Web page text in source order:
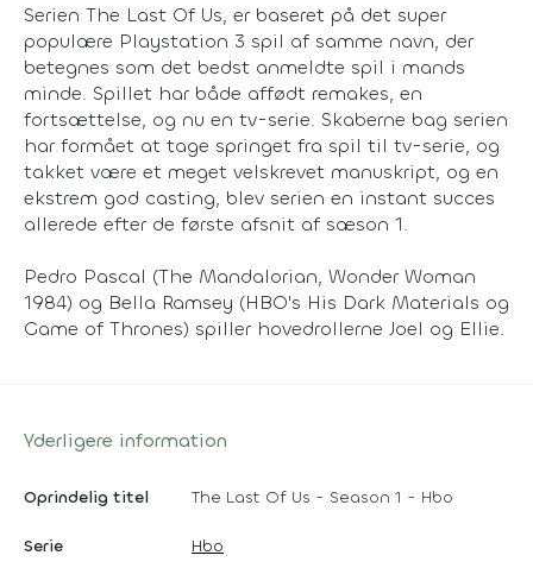
Serien The Last Of Us, er baseret på det super
populære Playstation 3 spil af samme navn, der
betegnes som det bedst anmeldte spil i mands
minde. Spillet har både affødt remakes, en
fortsættelse, og nu en tv-serie. Skaberne bag serien
har formået at tage springet fra spil til tv-serie, og
takket være et meget velskrevet manuskript, og en
ekstrem god casting, blev serien en instant succes
allerede efter de første afsnit af sæson 1.
Pedro Pascal (The Mandalorian, Wonder Woman
1984) og Bella Ramsey (HBO's His Dark Materials og
Game of Thrones) spiller hovedrollerne Joel og Ellie.
Yderligere information
Oprindelig titel The Last Of Us - Season 1 - Hbo
Serie
Hbo